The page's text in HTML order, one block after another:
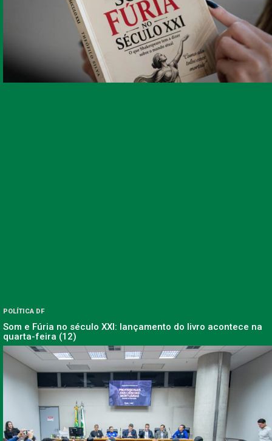
POLÍTICA DF
Som e Fúria no século XXI: lançamento do livro acontece na
quarta-feira (12)